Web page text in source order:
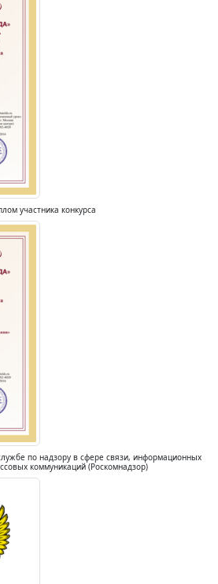
участника конкурса
по надзору в сфере связи, информационных
коммуникаций (Роскомнадзор)